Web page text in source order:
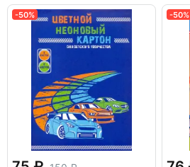
-50% -50%